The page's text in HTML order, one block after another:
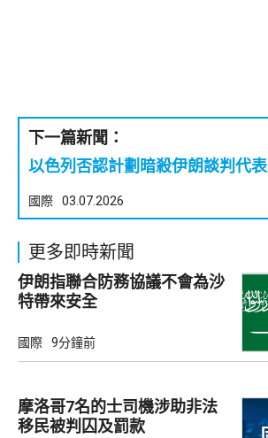
下一篇新聞：
以色列否認計劃暗殺伊朗談判代表
國際 03.07.2026
更多即時新聞
伊朗指聯合防務協議不會為沙
特帶來安全
國際 9分鐘前
摩洛哥7名的士司機涉助非法
移民被判囚及罰款